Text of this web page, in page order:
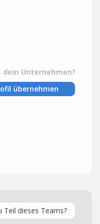
dein Unternehmen?
übernehmen
Teil dieses Teams?